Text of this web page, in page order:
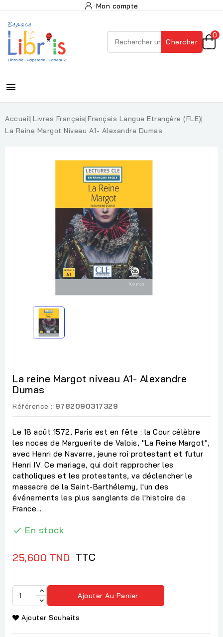
Mon compte
Chercher
0

Accueil Livres Français Français Langue Etrangère (FLE)
La Reine Margot Niveau A1- Alexandre Dumas
La reine Margot niveau A1- Alexandre
Dumas
Référence : 9782090317329
Le 18 août 1572, Paris est en fête : la Cour célèbre
les noces de Marguerite de Valois, "La Reine Margot",
avec Henri de Navarre, jeune roi protestant et futur
Henri IV. Ce mariage, qui doit rapprocher les
catholiques et les protestants, va déclencher le
massacre de la Saint-Barthélemy, l'un des
événements les plus sanglants de l'histoire de
France...
 En stock
25,600 TND TTC
Ajouter Au Panier
Ajouter Souhaits